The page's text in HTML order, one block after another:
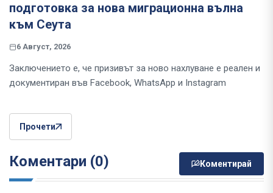
подготовка за нова миграционна вълна
към Сеута
6 Август, 2026
Заключението е, че призивът за ново нахлуване е реален и
документиран във Facebook, WhatsApp и Instagram
Прочети
Коментари (0) Коментирай